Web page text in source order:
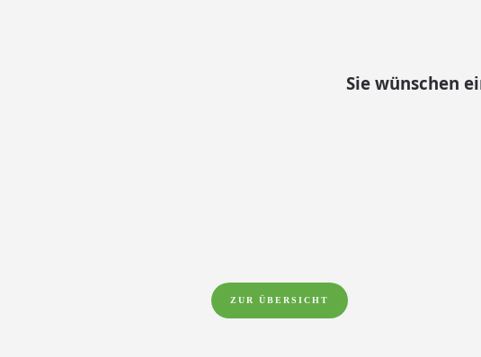
Sie wünschen
ZUR ÜBERSICHT